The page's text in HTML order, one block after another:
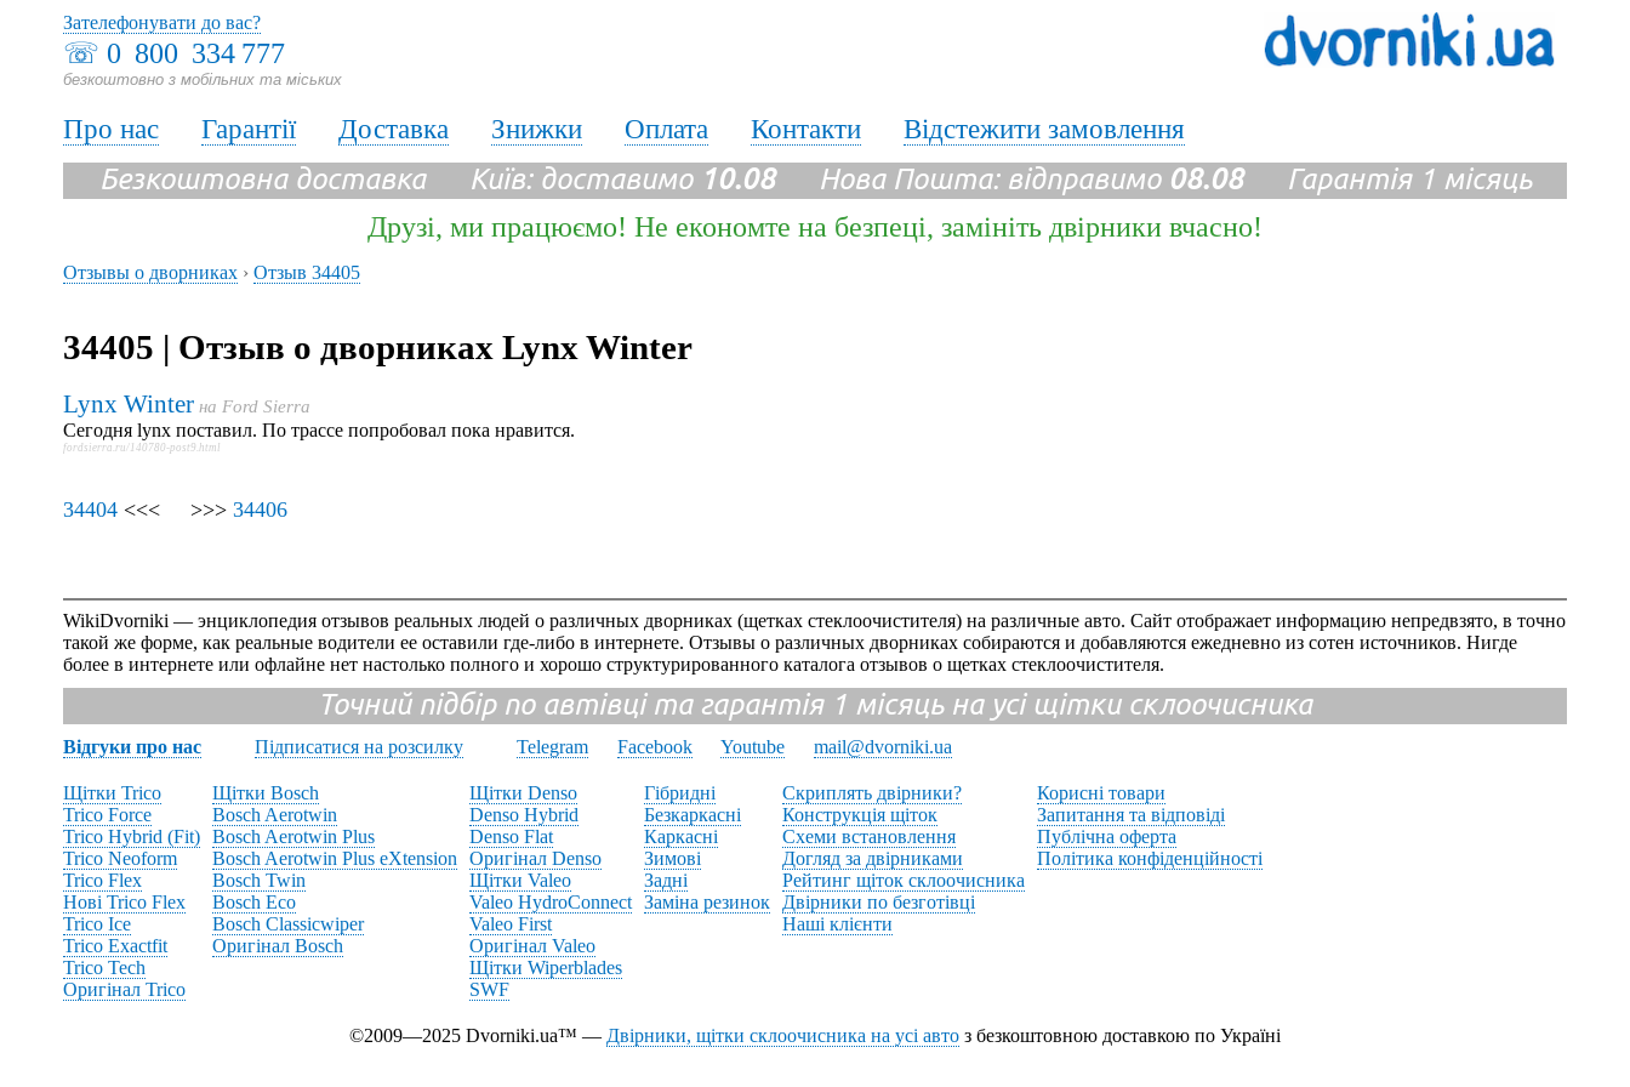
☏ 0 800 334 777
безкоштовно з мобільних та міських
Зателефонувати до вас?
Про нас Гарантії Доставка Знижки Оплата Контакти Відстежити замовлення
Безкоштовна доставка Київ: доставимо 10.08Нова Пошта: відправимо 08.08Гарантія 1 місяць
Друзі, ми працюємо! Не економте на безпеці, замініть двірники вчасно!
Отзывы о дворниках › Отзыв 34405
34405 | Отзыв о дворниках Lynx Winter
Lynx Winter на Ford Sierra
Сегодня lynx поставил. По трассе попробовал пока нравится.
fordsierra.ru/140780-post9.html
34404 <<< >>> 34406
WikiDvorniki — энциклопедия отзывов реальных людей о различных дворниках (щетках стеклоочистителя) на различные авто. Сайт отображает информацию непредвзято, в точно
такой же форме, как реальные водители ее оставили где-либо в интернете. Отзывы о различных дворниках собираются и добавляются ежедневно из сотен источников. Нигде
более в интернете или офлайне нет настолько полного и хорошо структурированного каталога отзывов о щетках стеклоочистителя.
Точний підбір по автівці та гарантія 1 місяць на усі щітки склоочисника
Відгуки про нас Підписатися на розсилку Telegram Facebook Youtube mail@dvorniki.ua
Щітки Trico
Trico Force
Trico Hybrid (Fit)
Trico Neoform
Trico Flex
Нові Trico Flex
Trico Ice
Trico Exactfit
Trico Tech
Оригінал Trico
Щітки Bosch
Bosch Aerotwin
Bosch Aerotwin Plus
Bosch Aerotwin Plus eXtension
Bosch Twin
Bosch Eco
Bosch Classicwiper
Оригінал Bosch
Щітки Denso
Denso Hybrid
Denso Flat
Оригінал Denso
Щітки Valeo
Valeo HydroConnect
Valeo First
Оригінал Valeo
Щітки Wiperblades
SWF
Гібридні
Безкаркасні
Каркасні
Зимові
Задні
Заміна резинок
Скриплять двірники?
Конструкція щіток
Схеми встановлення
Догляд за двірниками
Рейтинг щіток склоочисника
Двірники по безготівці
Наші клієнти
Корисні товари
Запитання та відповіді
Публічна оферта
Політика конфіденційності
©2009—2025 Dvorniki.ua™ — Двірники, щітки склоочисника на усі авто з безкоштовною доставкою по Україні